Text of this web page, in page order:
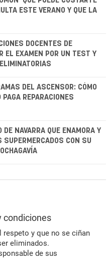
ESTE VERANO Y QUE LA
DOCENTES DE
EL EXAMEN POR UN TEST Y
DEL ASCENSOR: CÓMO
REPARACIONES
NAVARRA QUE ENAMORA Y
CON SU
condiciones
y que no se ciñan
eliminados.
de sus